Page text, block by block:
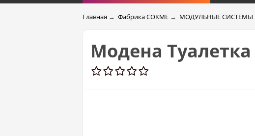
Главная → Фабрика СОКМЕ → МОДУЛЬНЫЕ СИСТЕМЫ
Модена Туалетка